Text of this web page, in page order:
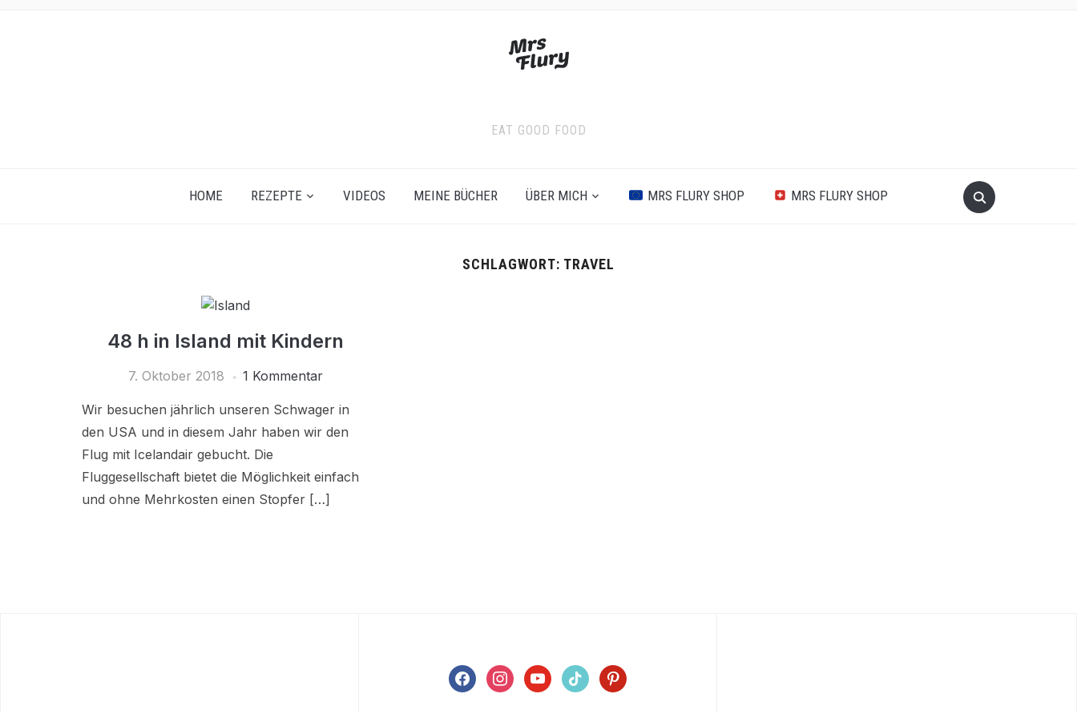
EAT GOOD FOOD
HOME REZEPTE VIDEOS MEINE BÜCHER ÜBER MICH MRS FLURY SHOP MRS FLURY SHOP
SCHLAGWORT: TRAVEL
48 h in Island mit Kindern
7. Oktober 2018 1 Kommentar
Wir besuchen jährlich unseren Schwager in
den USA und in diesem Jahr haben wir den
Flug mit Icelandair gebucht. Die
Fluggesellschaft bietet die Möglichkeit einfach
und ohne Mehrkosten einen Stopfer […]
facebookinstagramyoutubetiktok pinterest